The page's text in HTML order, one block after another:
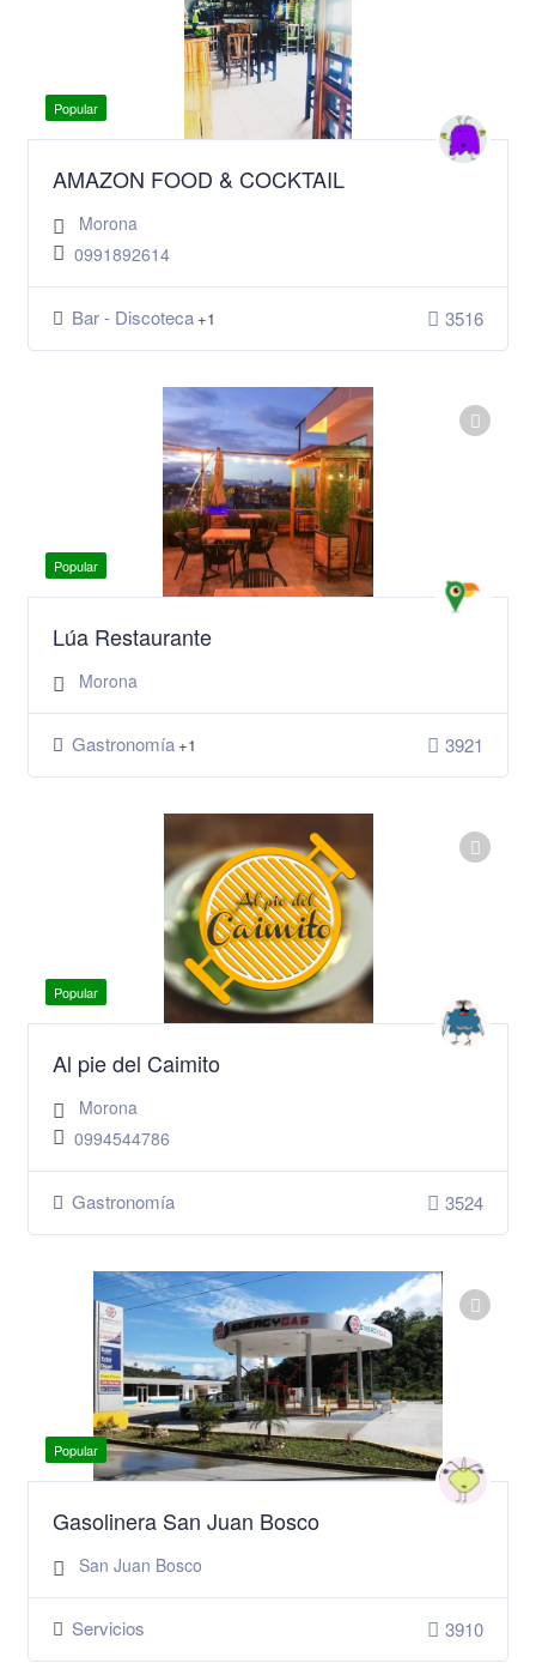
Popular
AMAZON FOOD & COCKTAIL
Morona
0991892614
Bar - Discoteca +1 3516
Popular
Lúa Restaurante
Morona
Gastronomía +1 3921
Popular
Al pie del Caimito
Morona
0994544786
Gastronomía 3524
Popular
Gasolinera San Juan Bosco
San Juan Bosco
Servicios 3910